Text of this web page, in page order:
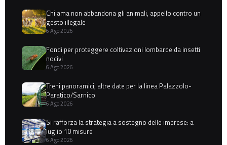
Chi ama non abbandona gli animali, appello contro un
gesto illegale
6 Ago 2026
Fondi per proteggere coltivazioni lombarde da insetti
nocivi
6 Ago 2026
Treni panoramici, altre date per la linea Palazzolo-
Paratico/Sarnico
6 Ago 2026
Si rafforza la strategia a sostegno delle imprese: a
luglio 10 misure
6 Ago 2026